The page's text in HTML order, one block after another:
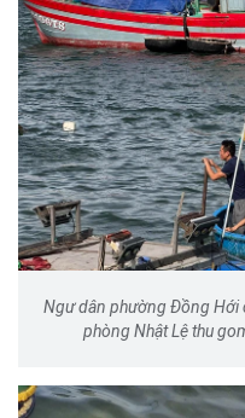
Ngư dân phường Đồng Hới
phòng Nhật Lệ thu